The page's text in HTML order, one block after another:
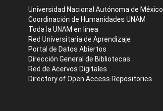
Universidad Nacional Autónoma de México
Coordinación de Humanidades UNAM
Toda la UNAM en línea
Red Universitaria de Aprendizaje
Portal de Datos Abiertos
Dirección General de Bibliotecas
Red de Acervos Digitales
Directory of Open Access Repositories